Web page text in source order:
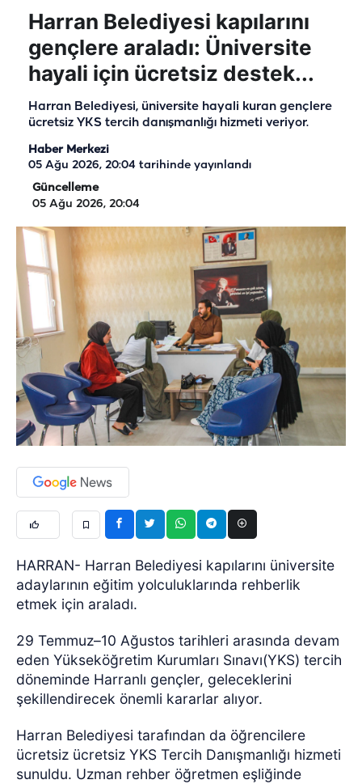
Harran Belediyesi kapılarını
gençlere araladı: Üniversite
hayali için ücretsiz destek...
Harran Belediyesi, üniversite hayali kuran gençlere
ücretsiz YKS tercih danışmanlığı hizmeti veriyor.
Haber Merkezi
05 Ağu 2026, 20:04 tarihinde yayınlandı
Güncelleme
05 Ağu 2026, 20:04
HARRAN- Harran Belediyesi kapılarını üniversite
adaylarının eğitim yolculuklarında rehberlik
etmek için araladı.
29 Temmuz–10 Ağustos tarihleri arasında devam
eden Yükseköğretim Kurumları Sınavı(YKS) tercih
döneminde Harranlı gençler, geleceklerini
şekillendirecek önemli kararlar alıyor.
Harran Belediyesi tarafından da öğrencilere
ücretsiz ücretsiz YKS Tercih Danışmanlığı hizmeti
sunuldu. Uzman rehber öğretmen eşliğinde